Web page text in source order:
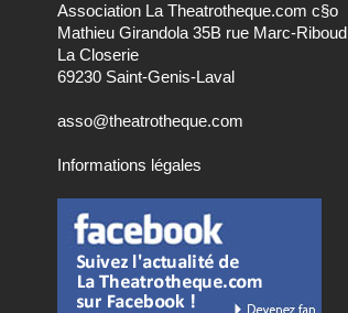
Association La Theatrotheque.com c§o
Mathieu Girandola 35B rue Marc-Riboud
La Closerie
69230 Saint-Genis-Laval
asso@theatrotheque.com
Informations légales